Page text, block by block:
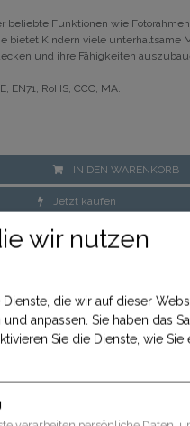
beliebte Funktionen wie
bietet Kindern viele unterhaltsame
und ihre Fähigkeiten
EN71, RoHS, CCC, MA.
IN DEN WARENKORB
Jetzt kaufen
Zum Vergleich hinzufügen
Garantie
wir nutzen
Dienste, die wir auf dieser
anpassen. Sie haben das
Sie die Dienste, wie Sie